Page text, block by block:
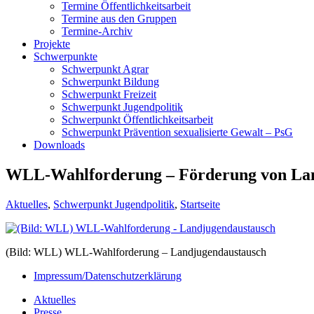
Termine Öffentlichkeitsarbeit
Termine aus den Gruppen
Termine-Archiv
Projekte
Schwerpunkte
Schwerpunkt Agrar
Schwerpunkt Bildung
Schwerpunkt Freizeit
Schwerpunkt Jugendpolitik
Schwerpunkt Öffentlichkeitsarbeit
Schwerpunkt Prävention sexualisierte Gewalt – PsG
Downloads
WLL-Wahlforderung – Förderung von
Aktuelles, Schwerpunkt Jugendpolitik, Startseite
(Bild: WLL) WLL-Wahlforderung – Landjugendaustausch
Impressum/Datenschutzerklärung
Aktuelles